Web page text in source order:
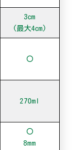
3cm
(最大4cm)
〇
270ml
〇
8mm